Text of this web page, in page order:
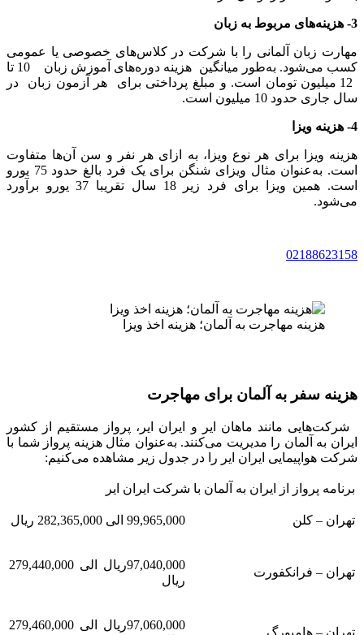
3- هزینه‌های مربوط به زبان
مهارت زبان آلمانی را با شرکت در کلاس‌های خصوصی یا عمومی
کسب می‌شود. به‌طور میانگین هزینه دوره‌های آموزش زبان 10 تا
12 میلیون تومان است. و مبلغ پرداختی برای هر آزمون‌ زبان در
سال جاری حدود 10 میلیون است.
4- هزینه ویزا
هزینه ویزا برای هر نوع ویزا، به ازای هر نفر و سن آن‌ها متفاوت
است. به‌عنوان مثال ویزای شنگن برای یک فرد بالغ حدود 75 یورو
است. همین ویزا برای فرد زیر 18 سال تقریبا 37 یورو برآورد
می‌شود.
02188623158
هزینه مهاجرت به آلمان؛ هزینه اخذ ویزا
هزینه سفر به آلمان برای مهاجرت
شرکت‌هایی مانند ماهان ایر و ایران ایر، پرواز مستقیم از کشور
ایران به آلمان را مدیریت می‌کنند. به‌عنوان مثال هزینه پرواز شما با
شرکت هواپیمایی ایران ایر را در جدول زیر مشاهده می‌کنیم:
برنامه پرواز از ایران به آلمان با شرکت ایران ایر
تهران – کلن 99,965,000 الی 282,365,000 ریال
تهران – فرانکفورت
97,040,000ریال الی 279,440,000
ریال
تهران – هامبورگ
97,060,000ریال الی 279,460,000